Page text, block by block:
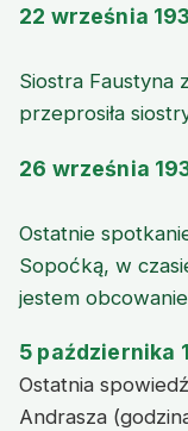
22 września
Siostra Faustyna
przeprosiła
26 września
Ostatnie
Sopoćką, w
jestem
5 października
Ostatnia
Andrasza